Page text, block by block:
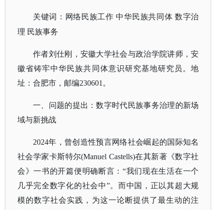
关键词：网络民族工作 中华民族共同体 数字治
理 民族事务
作者刘仕刚，安徽大学社会与政治学院讲师，安
徽省铸牢中华民族共同体意识研究基地研究员。地
址：合肥市，邮编230601。
一、问题的提出：数字时代民族事务治理的新场
域与新挑战
2024年，曾创造性预言网络社会崛起的国际知名
社会学家卡斯特尔(Manuel Castells)在其新著《数字社
会》一书的开篇便明确断言：“我们现在生活在一个
几乎完全数字化的社会中”。而中国，正以其超大规
模的数字社会实践，为这一论断提供了最生动的注